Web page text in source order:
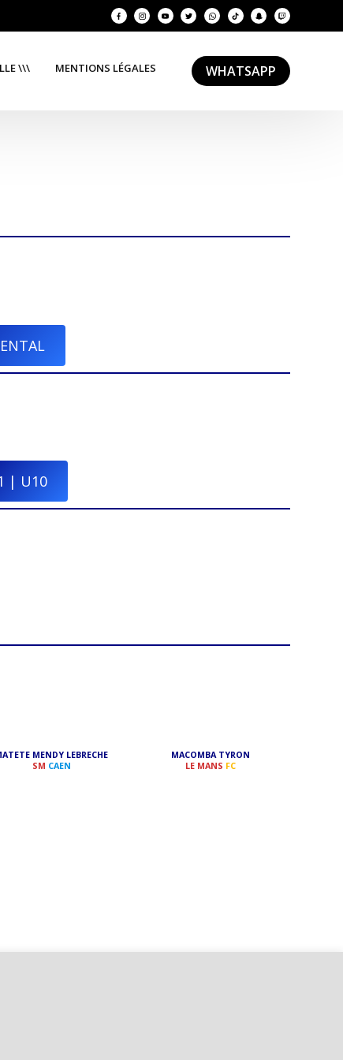
\\\ MENTIONS LÉGALES WHATSAPP
| U10
MENDY LEBRECHE
SM CAEN
MACOMBA TYRON
LE MANS FC